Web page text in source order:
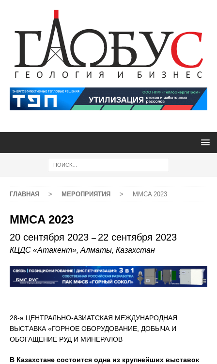
ГЛАВНАЯ > МЕРОПРИЯТИЯ > MMCA 2023
MMCA 2023
20 сентября 2023 – 22 сентября 2023
КЦДС «Атакент», Алматы, Казахстан
28-я ЦЕНТРАЛЬНО-АЗИАТСКАЯ МЕЖДУНАРОДНАЯ
ВЫСТАВКА «ГОРНОЕ ОБОРУДОВАНИЕ, ДОБЫЧА И
ОБОГАЩЕНИЕ РУД И МИНЕРАЛОВ
В Казахстане состоится одна из крупнейших выставок